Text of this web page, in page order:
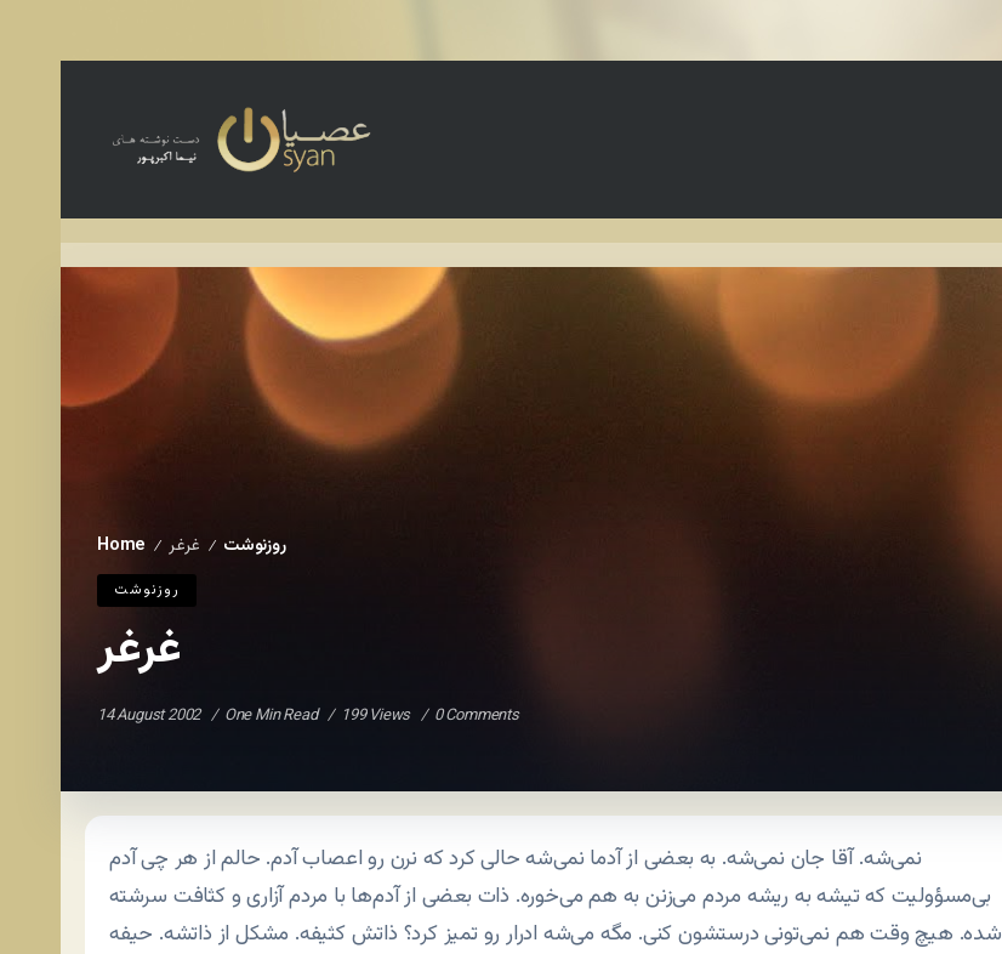
Home / روزنوشت / غرغر
روزنوشت
غرغر
14 August 2002 One Min Read 199 Views 0 Comments
نمی‌شه. آقا جان نمی‌شه. به بعضی از آدما نمی‌شه حالی کرد که نرن رو اعصاب آدم. حالم از هر چی آدم
بی‌مسؤولیت که تیشه به ریشه مردم می‌زنن به هم می‌خوره. ذات بعضی از آدم‌ها با مردم آزاری و کثافت سرشته
شده. هیچ وقت هم نمی‌تونی درستشون کنی. مگه می‌شه ادرار رو تمیز کرد؟ ذاتش کثیفه. مشکل از ذاتشه. حیفه